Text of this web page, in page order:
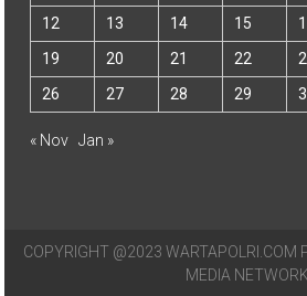
12
13 14 15
19
20 21 22
26
27 28 29
« Nov Jan »
COPYRIGHT @2023 WARTAPOLRI.COM
MEDIA NETWORK